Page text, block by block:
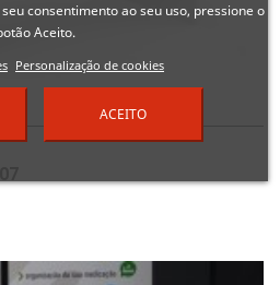
consentimento ao seu uso, pressione o
Aceito.
Personalização de cookies
ACEITO